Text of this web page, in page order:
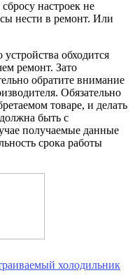
настроек не
нести в ремонт. Или
обходится
ремонт. Зато
обратите внимание
Обязательно
товаре, и делать
быть с
получаемые данные
срока работы
холодильник